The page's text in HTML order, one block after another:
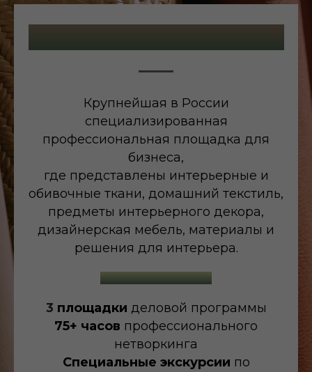
Крупнейшая в России
специализированная
профессиональная площадка для
бизнеса,
где представлены интерьерные и
обивочные ткани, домашний текстиль,
предметы интерьерного декора,
дизайнерская мебель, материалы и
решения для интерьера.
3 площадки деловой программы
75+ часов профессионального
нетворкинга
Специальные экскурсии по